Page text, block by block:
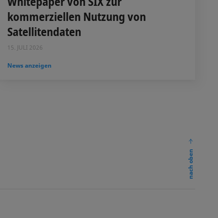
kommerziellen Nutzung von
Satellitendaten
15. JULI 2026
News anzeigen
nach oben